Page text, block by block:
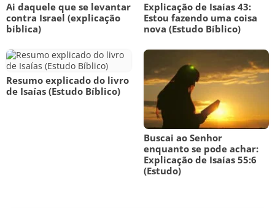
Ai daquele que se levantar
contra Israel (explicação
bíblica)
Explicação de Isaías 43:
Estou fazendo uma coisa
nova (Estudo Bíblico)
Resumo explicado do livro
de Isaías (Estudo Bíblico)
Buscai ao Senhor
enquanto se pode achar:
Explicação de Isaías 55:6
(Estudo)